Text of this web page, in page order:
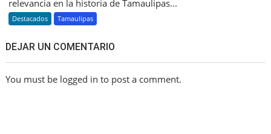
relevancia en la historia de Tamaulipas...
Destacados Tamaulipas
DEJAR UN COMENTARIO
You must be logged in to post a comment.